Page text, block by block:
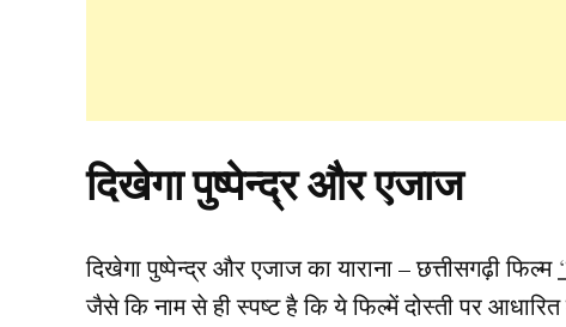
दिखेगा पुष्पेन्द्र और एजाज
दिखेगा पुष्पेन्द्र और एजाज का याराना – छत्तीसगढ़ी फिल्म
जैसे कि नाम से ही स्पष्ट है कि ये फिल्में दोस्ती पर